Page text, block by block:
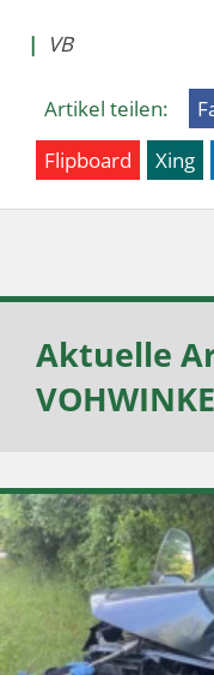
| VB
Artikel teilen:
Flipboard
Xing
Aktuelle